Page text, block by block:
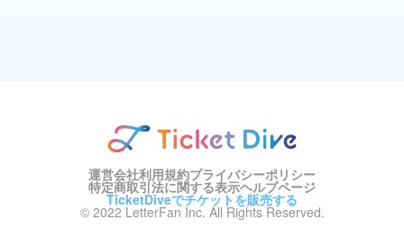
運営会社利用規約プライバシーポリシー
特定商取引法に関する表示ヘルプページ
TicketDiveでチケットを販売する
© 2022 LetterFan Inc. All Rights Reserved.